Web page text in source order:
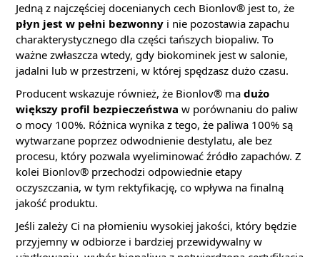
Jedną z najczęściej docenianych cech Bionlov® jest to, że
płyn jest w pełni bezwonny i nie pozostawia zapachu
charakterystycznego dla części tańszych biopaliw. To
ważne zwłaszcza wtedy, gdy biokominek jest w salonie,
jadalni lub w przestrzeni, w której spędzasz dużo czasu.
Producent wskazuje również, że Bionlov® ma dużo
większy profil bezpieczeństwa w porównaniu do paliw
o mocy 100%. Różnica wynika z tego, że paliwa 100% są
wytwarzane poprzez odwodnienie destylatu, ale bez
procesu, który pozwala wyeliminować źródło zapachów. Z
kolei Bionlov® przechodzi odpowiednie etapy
oczyszczania, w tym rektyfikację, co wpływa na finalną
jakość produktu.
Jeśli zależy Ci na płomieniu wysokiej jakości, który będzie
przyjemny w odbiorze i bardziej przewidywalny w